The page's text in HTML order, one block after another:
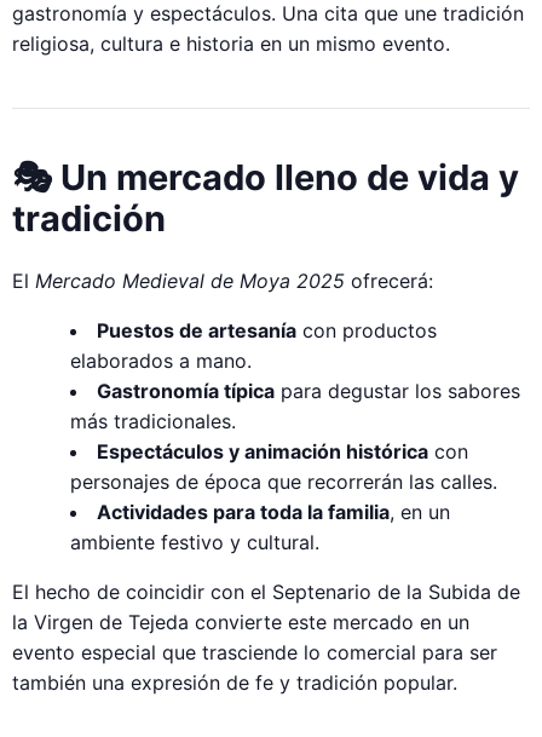
gastronomía y espectáculos. Una cita que une tradición
religiosa, cultura e historia en un mismo evento.
🎭 Un mercado lleno de vida y
tradición
El Mercado Medieval de Moya 2025 ofrecerá:
Puestos de artesanía con productos
elaborados a mano.
Gastronomía típica para degustar los sabores
más tradicionales.
Espectáculos y animación histórica con
personajes de época que recorrerán las calles.
Actividades para toda la familia, en un
ambiente festivo y cultural.
El hecho de coincidir con el Septenario de la Subida de
la Virgen de Tejeda convierte este mercado en un
evento especial que trasciende lo comercial para ser
también una expresión de fe y tradición popular.